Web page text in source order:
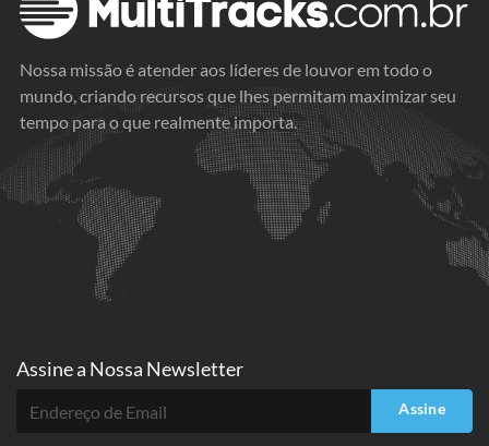
Nossa missão é atender aos líderes de louvor em todo o
mundo, criando recursos que lhes permitam maximizar seu
tempo para o que realmente importa.
Assine a Nossa Newsletter
Assine